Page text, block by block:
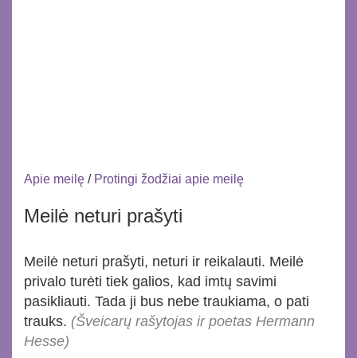
Apie meilę / Protingi žodžiai apie meilę
Meilė neturi prašyti
Meilė neturi prašyti, neturi ir reikalauti. Meilė
privalo turėti tiek galios, kad imtų savimi
pasikliauti. Tada ji bus nebe traukiama, o pati
trauks. (Šveicarų rašytojas ir poetas Hermann
Hesse)